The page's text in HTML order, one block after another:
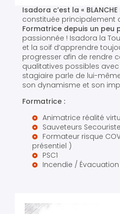
Isadora c’est la « BLANCHE
constituée principalement
Formatrice depuis un peu
passionnée ! Isadora la
et la soif d’apprendre
progresser afin de rendre
qualitatives possibles avec
stagiaire parle de lui-
son dynamisme et son
Formatrice :
Animatrice réalité
Sauveteurs
Formateur risque
présentiel )
PSC1
Incendie /